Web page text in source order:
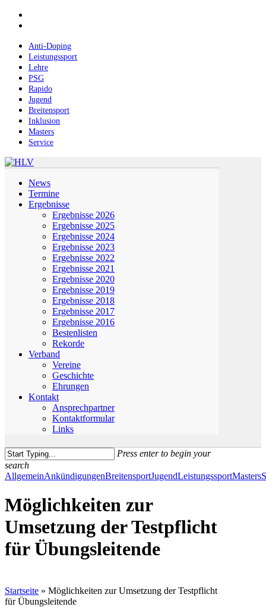
Skip
contentAnti-Doping
Leistungssport
Lehre
PSG
Rapido
Jugend
Breitensport
Inklusion
Masters
Service
News
Termine
Ergebnisse
Ergebnisse 2026
Ergebnisse 2025
Ergebnisse 2024
Ergebnisse 2023
Ergebnisse 2022
Ergebnisse 2021
Ergebnisse 2020
Ergebnisse 2019
Ergebnisse 2018
Ergebnisse 2017
Ergebnisse 2016
Bestenlisten
Rekorde
Verband
Vereine
Geschichte
Ehrungen
Kontakt
Ansprechpartner
Kontaktformular
Links
Press enter to begin your
search
Close
AllgemeinAnkündigungenBreitensportJugendLeistungssportMasters
Möglichkeiten zur
Umsetzung der Testpflicht
für Übungsleitende
Startseite » Möglichkeiten zur Umsetzung der Testpflicht
für Übungsleitende